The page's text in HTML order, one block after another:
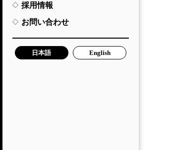
採用情報
お問い合わせ
日本語 English